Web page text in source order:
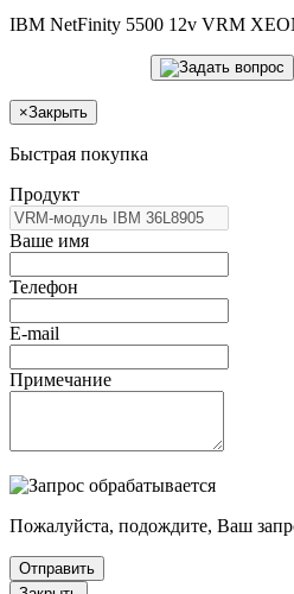
IBM NetFinity 5500 12v VRM
×Закрыть
Быстрая покупка
Продукт
Ваше имя
Телефон
E-mail
Примечание
Пожалуйста, подождите, Ваш
Отправить